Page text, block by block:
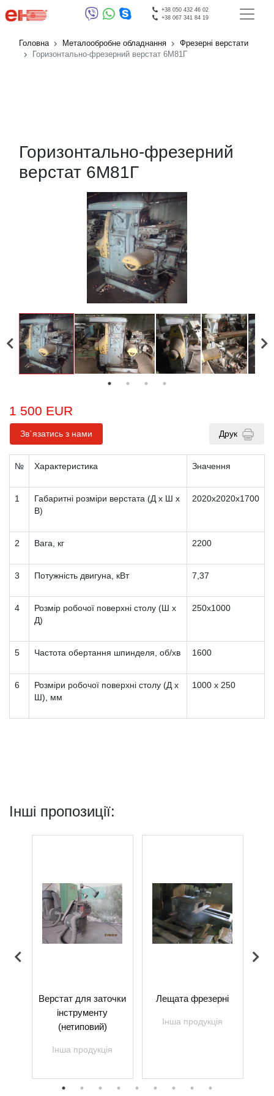
+38 050 432 46 02
+38 067 341 84 19
Головна Металообробне обладнання
Фрезерні верстати
Горизонтально-фрезерний верстат 6М81Г
Горизонтально-фрезерний
верстат 6М81Г
1 500 EUR
Зв`язатись з нами Друк
№ Характеристика Значення
1
Габаритні розміри верстата (Д x Ш x
В)
2020х2020х1700
2 Вага, кг 2200
3 Потужність двигуна, кВт 7,37
4
Розмір робочої поверхні столу (Ш х
Д)
250х1000
5 Частота обертання шпинделя, об/хв 1600
6
Розміри робочої поверхні столу (Д х
Ш), мм
1000 х 250
Інші пропозиції:
Верстат для заточки
інструменту
(нетиповий)
Інша продукція
Лещата фрезерні
Інша продукція